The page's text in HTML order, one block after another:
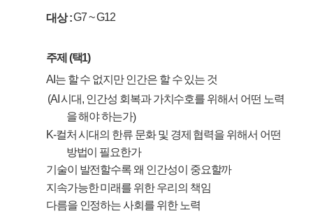
대상:G7 ~ G12
주제 (택1)
AI 는 할 수 없지만 인간은 할 수 있는 것
(AI시대, 인간성 회복과 가치수호를 위해서 어떤 노력
을 해야 하는가)
K-컬처 시대의 한류 문화 및 경제 협력을 위해서 어떤
방법이 필요한가
기술이 발전할수록 왜 인간성이 중요할까
지속가능한 미래를 위한 우리의 책임
다름을 인정하는 사회를 위한 노력